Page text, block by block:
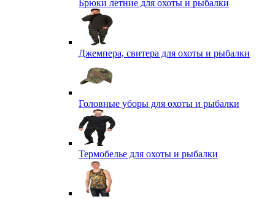
Брюки летние для охоты и рыбалки
Джемпера, свитера для охоты и рыбалки
Головные уборы для охоты и рыбалки
Термобелье для охоты и рыбалки